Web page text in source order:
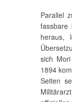
Parallel
fassbare
heraus,
sich
1894
Seiten